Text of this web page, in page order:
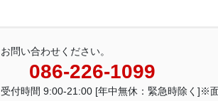
お問い合わせください。
086-226-1099
受付時間 9:00-21:00 [年中無休：緊急時除く]※